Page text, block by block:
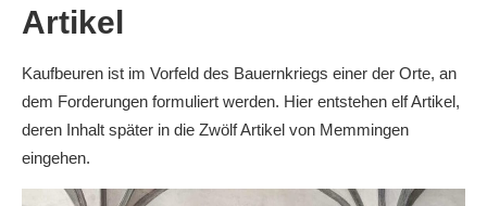
Artikel
Kaufbeuren ist im Vorfeld des Bauernkriegs einer der Orte, an
dem Forderungen formuliert werden. Hier entstehen elf Artikel,
deren Inhalt später in die Zwölf Artikel von Memmingen
eingehen.